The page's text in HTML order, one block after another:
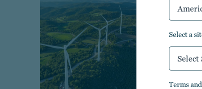
select a
Select
terms